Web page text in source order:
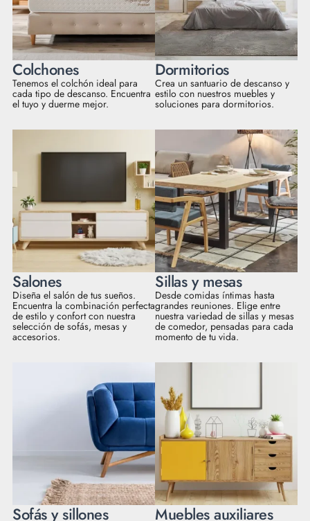
Colchones
Tenemos el colchón ideal para
cada tipo de descanso. Encuentra
el tuyo y duerme mejor.
Dormitorios
Crea un santuario de descanso y
estilo con nuestros muebles y
soluciones para dormitorios.
Salones
Diseña el salón de tus sueños.
Encuentra la combinación perfecta
de estilo y confort con nuestra
selección de sofás, mesas y
accesorios.
Sillas y mesas
Desde comidas íntimas hasta
grandes reuniones. Elige entre
nuestra variedad de sillas y mesas
de comedor, pensadas para cada
momento de tu vida.
Sofás y sillones Muebles auxiliares